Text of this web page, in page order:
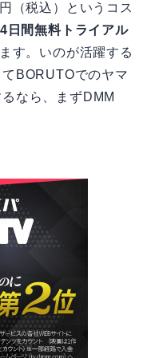
（税込）というコス
日間無料トライアル
す。いのが活躍する
BORUTOでのヤマ
なら、まずDMM